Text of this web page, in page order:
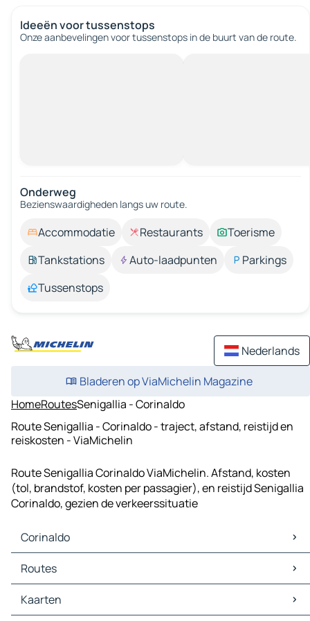
Ideeën voor tussenstops
Onze aanbevelingen voor tussenstops in de buurt van de route.
Onderweg
Bezienswaardigheden langs uw route.
Accommodatie Restaurants
Toerisme
Tankstations
Auto-laadpunten
Parkings
Tussenstops
Nederlands
Bladeren op ViaMichelin Magazine
HomeRoutesSenigallia - Corinaldo
Route Senigallia - Corinaldo - traject, afstand, reistijd en
reiskosten - ViaMichelin
Route Senigallia Corinaldo ViaMichelin. Afstand, kosten
(tol, brandstof, kosten per passagier), en reistijd Senigallia
Corinaldo, gezien de verkeerssituatie
Corinaldo
Corinaldo Kaarten
Corinaldo Verkeer
Corinaldo Hotels
Corinaldo Restaurants
Routes
Routes Corinaldo - Mondolfo
Routes Corinaldo - Senigallia
Kaarten